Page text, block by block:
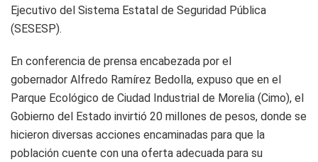
Ejecutivo del Sistema Estatal de Seguridad Pública
(SESESP).
En conferencia de prensa encabezada por el
gobernador Alfredo Ramírez Bedolla, expuso que en el
Parque Ecológico de Ciudad Industrial de Morelia (Cimo), el
Gobierno del Estado invirtió 20 millones de pesos, donde se
hicieron diversas acciones encaminadas para que la
población cuente con una oferta adecuada para su